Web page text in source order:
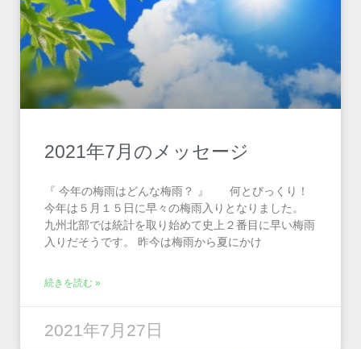
2021年7月のメッセージ
『 今年の梅雨はどんな梅雨？ 』 何とびっくり！
今年は５月１５日に早々の梅雨入りとなりました。
九州北部では統計を取り始めて史上２番目に早い梅雨
入りだそうです。 昨今は梅雨から夏にかけ
続きを読む »
2021年7月27日